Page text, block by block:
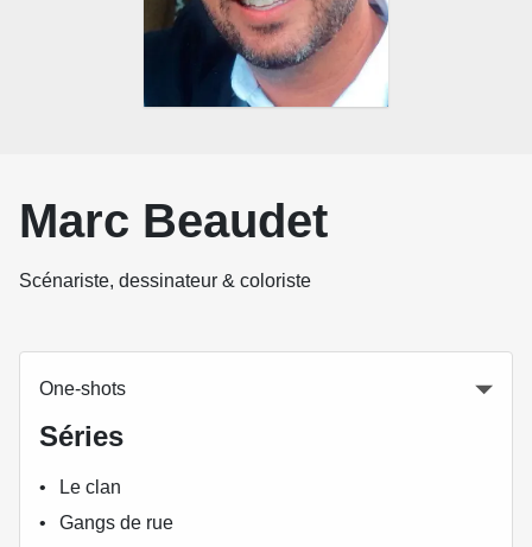
Marc Beaudet
Scénariste, dessinateur & coloriste
One-shots
Séries
Le clan
Gangs de rue